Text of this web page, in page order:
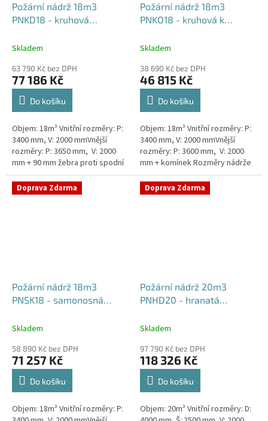
Požární nádrž 18m3
PNKD18 - kruhová
Skladem
63 790 Kč bez DPH
77 186 Kč
Do košíku
Objem: 18m³ Vnitřní rozměry: P:
3400 mm, V: 2000 mmVnější
rozměry: P: 3650 mm, V: 2000
mm + 90 mm žebra proti spodní
vodě + komínek Rozměry nádrže
možno jakkoliv...
Požární nádrž 18m3
PNKO18 - kruhová k
Skladem
38 690 Kč bez DPH
46 815 Kč
Do košíku
Objem: 18m³ Vnitřní rozměry: P:
3400 mm, V: 2000 mmVnější
rozměry: P: 3600 mm, V: 2000
mm + komínek Rozměry nádrže
možno jakkoliv upravit -
vyrobíme nádrž na míru!Nádrž...
Doprava Zdarma
Požární nádrž 18m3
PNSK18 - samonosná
Skladem
58 890 Kč bez DPH
71 257 Kč
Do košíku
Objem: 18m³ Vnitřní rozměry: P:
Doprava Zdarma
Požární nádrž 20m3
PNHD20 - hranatá
400x250x200
Skladem
97 790 Kč bez DPH
118 326 Kč
Do košíku
Objem: 20m³ Vnitřní rozměry: D: